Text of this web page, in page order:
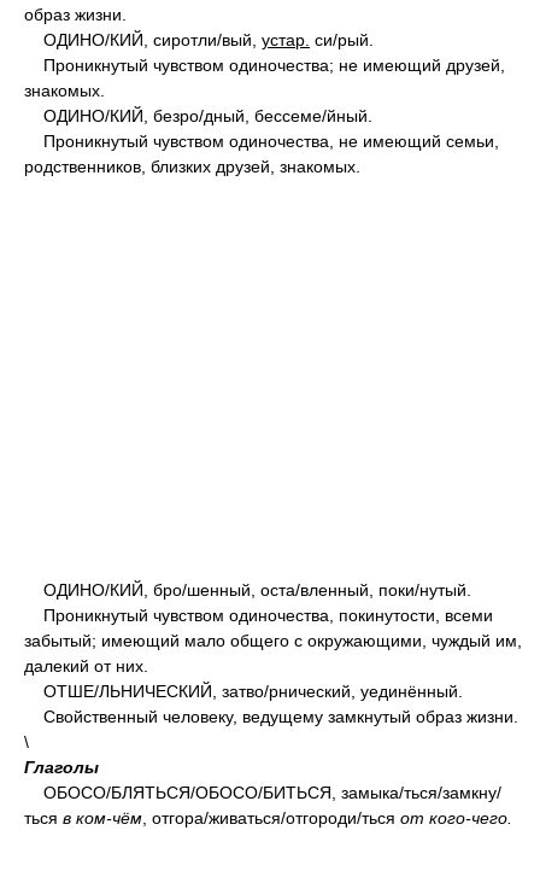
образ жизни.
ОДИНО/КИЙ, сиротли/вый, устар. си/рый.
Проникнутый чувством одиночества; не имеющий друзей,
знакомых.
ОДИНО/КИЙ, безро/дный, бессеме/йный.
Проникнутый чувством одиночества, не имеющий семьи,
родственников, близких друзей, знакомых.
ОДИНО/КИЙ, бро/шенный, оста/вленный, поки/нутый.
Проникнутый чувством одиночества, покинутости, всеми
забытый; имеющий мало общего с окружающими, чуждый им,
далекий от них.
ОТШЕ/ЛЬНИЧЕСКИЙ, затво/рнический, уединённый.
Свойственный человеку, ведущему замкнутый образ жизни.
\
Глаголы
ОБОСО/БЛЯТЬСЯ/ОБОСО/БИТЬСЯ, замыка/ться/замкну/
ться в ком-чём , отгора/живаться/отгороди/ться от кого-чего.